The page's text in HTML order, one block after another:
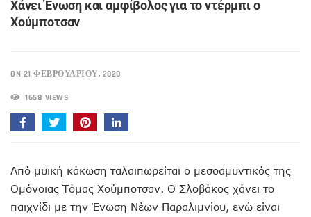
Xάνει Ένωση και αμφίβολος για το ντέρμπι ο
Χούμποτσαν
ON 21 ΦΕΒΡΟΥΑΡΊΟΥ, 2020
1658 VIEWS
Από μυϊκή κάκωση ταλαιπωρείται ο μεσοαμυντικός της
Ομόνοιας Τόμας Χούμποτσαν. Ο Σλοβάκος χάνει το
παιχνίδι με την Ένωση Νέων Παραλιμνίου, ενώ είναι